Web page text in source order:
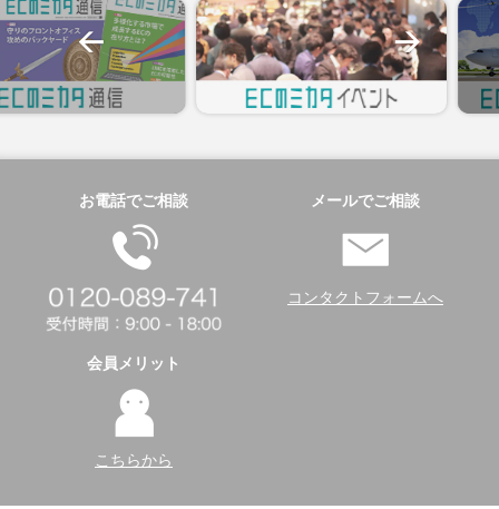
お電話でご相談 メールでご相談
コンタクトフォームへ
会員メリット
こちらから